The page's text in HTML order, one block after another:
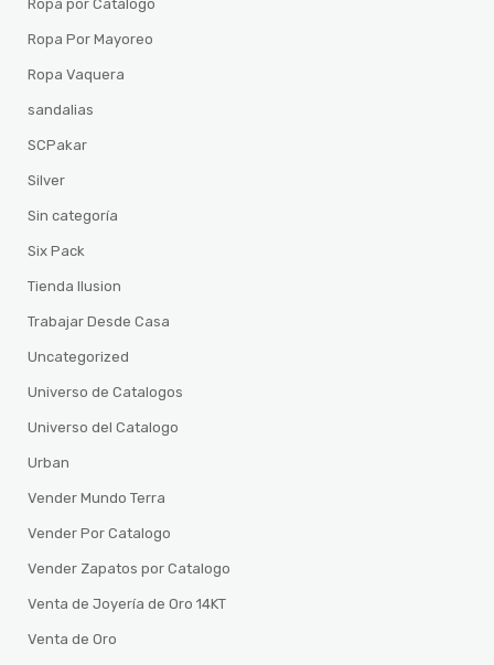
Ropa por Catalogo
Ropa Por Mayoreo
Ropa Vaquera
sandalias
SCPakar
Silver
Sin categoría
Six Pack
Tienda Ilusion
Trabajar Desde Casa
Uncategorized
Universo de Catalogos
Universo del Catalogo
Urban
Vender Mundo Terra
Vender Por Catalogo
Vender Zapatos por Catalogo
Venta de Joyería de Oro 14KT
Venta de Oro